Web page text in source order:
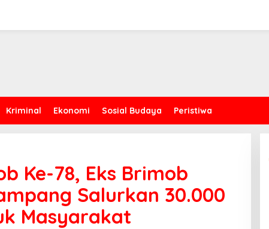
Kriminal Ekonomi Sosial Budaya Peristiwa
Ke-78, Eks Brimob
Salurkan 30.000
Masyarakat